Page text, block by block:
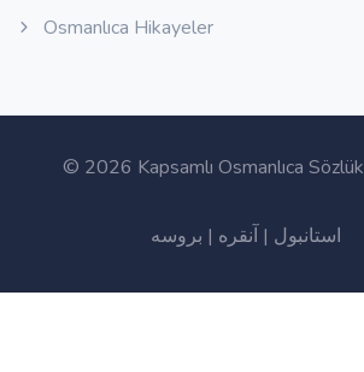
Osmanlıca Hikayeler
© 2026 Kapsamlı Osmanlıca Sözlük
استانبول | آنقره | بروسه